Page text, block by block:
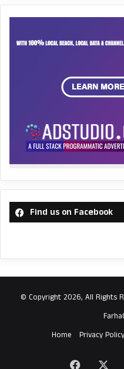
Find us on Facebook
© Copyright 2026, All Rights
Home
Privacy Policy
Facebook